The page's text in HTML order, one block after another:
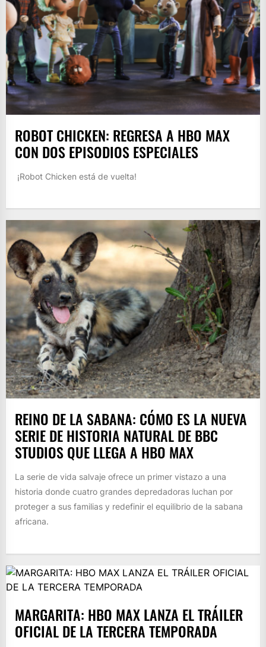
ROBOT CHICKEN: REGRESA A HBO MAX
CON DOS EPISODIOS ESPECIALES
¡Robot Chicken está de vuelta!
​REINO DE LA SABANA: CÓMO ES LA NUEVA
SERIE DE HISTORIA NATURAL DE BBC
STUDIOS QUE LLEGA A HBO MAX
La serie de vida salvaje ofrece un primer vistazo a una
historia donde cuatro grandes depredadoras luchan por
proteger a sus familias y redefinir el equilibrio de la sabana
africana.
MARGARITA: HBO MAX LANZA EL TRÁILER
OFICIAL DE LA TERCERA TEMPORADA